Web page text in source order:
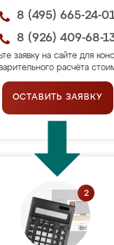
8 (495) 665-24-
8 (926) 409-68-
заявку на сайте для
расчёта
ОСТАВИТЬ ЗАЯВКУ